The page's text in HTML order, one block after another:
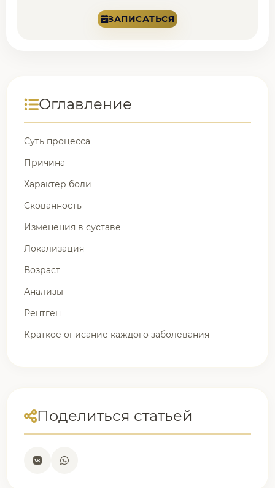
ЗАПИСАТЬСЯ
Оглавление
Суть процесса
Причина
Характер боли
Скованность
Изменения в суставе
Локализация
Возраст
Анализы
Рентген
Краткое описание каждого заболевания
Поделиться статьей